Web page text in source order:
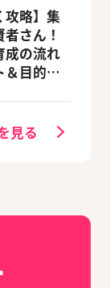
攻略】集
さん！
成の流れ
＆目的別
見る